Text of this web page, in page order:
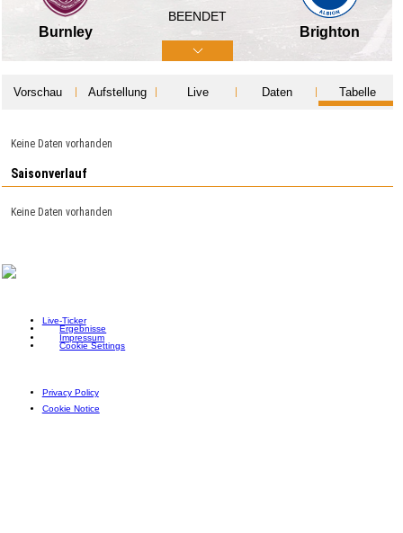
Burnley
BEENDET
Brighton
Vorschau Aufstellung Live Daten Tabelle
Keine Daten vorhanden
Saisonverlauf
Keine Daten vorhanden
Live-Ticker
Ergebnisse
Impressum
Cookie Settings
Privacy Policy
Cookie Notice